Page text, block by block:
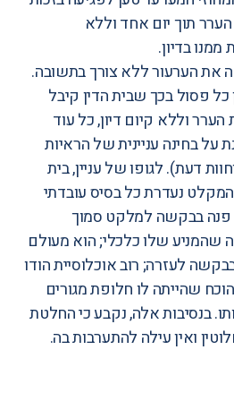
תוך יום אחד וללא
בדיון.
את הערעור ללא צורך בתשובה.
פסול בכך שבית הדין קיבל
וללא קיום דיון, כל עוד
בחינה עניינית של הראיות
דעת). לגופו של עניין, בית
נעדרת כל בסיס עובדתי
בבקשה למלקט סמוך
שהמניע שלו כלכלי; הוא מעולם
לעזרה; רוב אוכלוסיית הודו
שהייתה לו חלופת מגורים
בנסיבות אלה, נקבע כי החלטת
ואין עילה להתערבות בה.